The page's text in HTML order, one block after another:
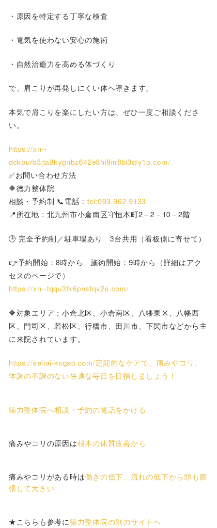
・原因を特定する丁寧な検査
・電気を使わない安心の施術
・自然治癒力を高める体づくり
で、肩こりが再発しにくい体へ導きます。
本気で肩こりを楽にしたい方は、ぜひ一度ご相談くださ
い。
https://xn--
dckburb3jta8kygnbz642e8hi9m8bi3qly1o.com/
✅お問い合わせ方法
🔶徳力整体院
相談・予約制 📞電話：tel:093-962-9133
📍所在地：北九州市小倉南区守恒本町2－2－10－2階
🕒 完全予約制／駐車場あり 3台共用（看板側に寄せて）
👉予約開始：8時から 施術開始：9時から（詳細はアク
セスのページで）
https://xn--tqqu3fk6pnsfqv2e.com/
🔶対象エリア；小倉北区、小倉南区、八幡東区、八幡西
区、門司区、若松区、行橋市、田川市、下関市などから主
に来院されています。
https://seitai-kogao.com/定期的なケアで、痛みやコリ、
体調の不調のない快適な毎日を目指しましょう！
徳力整体院へ相談・予約の電話をかける
痛みやコリの原因は根本の体質改善から
痛みやコリがある時は働きの低下、流れの低下から頭も膨
張して大きい
★こちらも参考に徳力整体院の別のサイトへ